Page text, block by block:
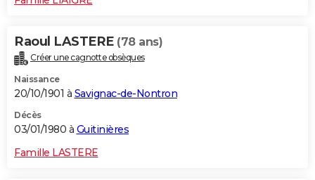
Raoul LASTERE (78 ans)
Créer une cagnotte obsèques
Naissance
20/10/1901 à Savignac-de-Nontron
Décès
03/01/1980 à Guitinières
Famille LASTERE